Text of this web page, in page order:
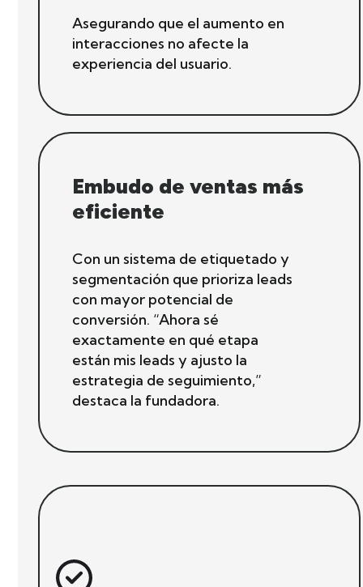
Asegurando que el aumento en
interacciones no afecte la
experiencia del usuario.
Embudo de ventas más
eficiente
Con un sistema de etiquetado y
segmentación que prioriza leads
con mayor potencial de
conversión. “Ahora sé
exactamente en qué etapa
están mis leads y ajusto la
estrategia de seguimiento,”
destaca la fundadora.